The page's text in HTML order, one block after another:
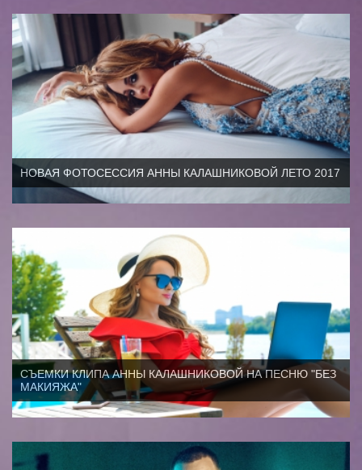
НОВАЯ ФОТОСЕССИЯ АННЫ КАЛАШНИКОВОЙ ЛЕТО 2017
СЪЕМКИ КЛИПА АННЫ КАЛАШНИКОВОЙ НА ПЕСНЮ "БЕЗ
МАКИЯЖА"